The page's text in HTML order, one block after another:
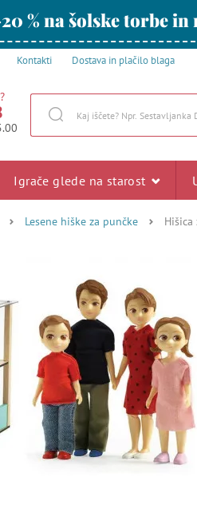
% na šolske torbe
Kontakti Dostava in plačilo blaga
Igrače glede na starost
Lesene hiške za punčke